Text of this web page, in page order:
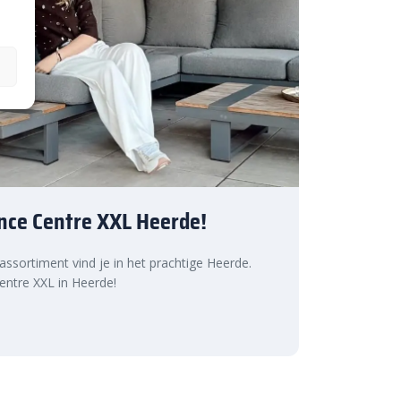
Centre XXL Heerde!
vind je in het prachtige Heerde.
XXL in Heerde!